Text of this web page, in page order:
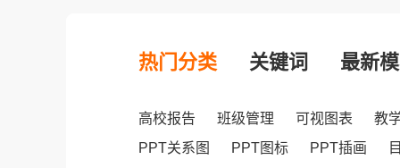
热门分类 关键词 最新
高校报告 班级管理 可视图表
教
PPT关系图
PPT图标 PPT插画